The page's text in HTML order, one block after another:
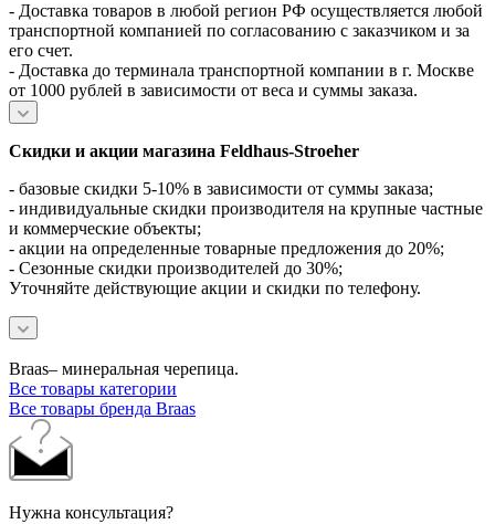
- Доставка товаров в любой регион РФ осуществляется любой
транспортной компанией по согласованию с заказчиком и за
его счет.
- Доставка до терминала транспортной компании в г. Москве
от 1000 рублей в зависимости от веса и суммы заказа.
Скидки и акции магазина Feldhaus-Stroeher
- базовые скидки 5-10% в зависимости от суммы заказа;
- индивидуальные скидки производителя на крупные частные
и коммерческие объекты;
- акции на определенные товарные предложения до 20%;
- Сезонные скидки производителей до 30%;
Уточняйте действующие акции и скидки по телефону.
Braas– минеральная черепица.
Все товары категории
Все товары бренда Braas
Нужна консультация?